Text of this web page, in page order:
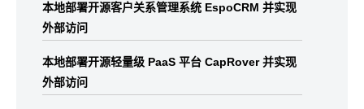
本地部署开源客户关系管理系统 EspoCRM 并实现
外部访问
本地部署开源轻量级 PaaS 平台 CapRover 并实现
外部访问